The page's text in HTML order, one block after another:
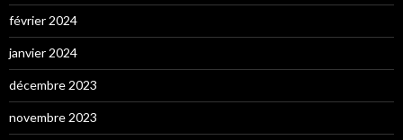
février 2024
janvier 2024
décembre 2023
novembre 2023